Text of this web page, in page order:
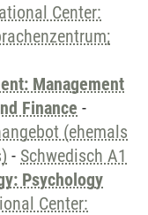
Center:
Management
Finance -
(ehemals
- Schwedisch A1
Psychology
Center: